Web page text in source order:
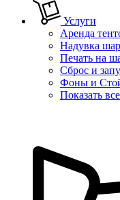
Услуги
Аренда
Надувка
Печать на
Сброс и
Фоны и
Показать все